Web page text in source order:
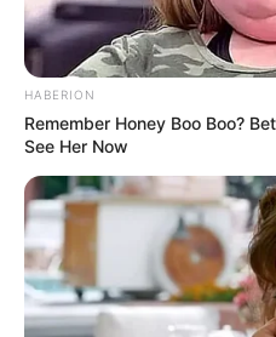
ПОДІЇ
В Ужгороді
висипали
12.01.2021
В Ужгороді на вулиці
HABERION
Remember Honey Boo Boo?
See Her Now